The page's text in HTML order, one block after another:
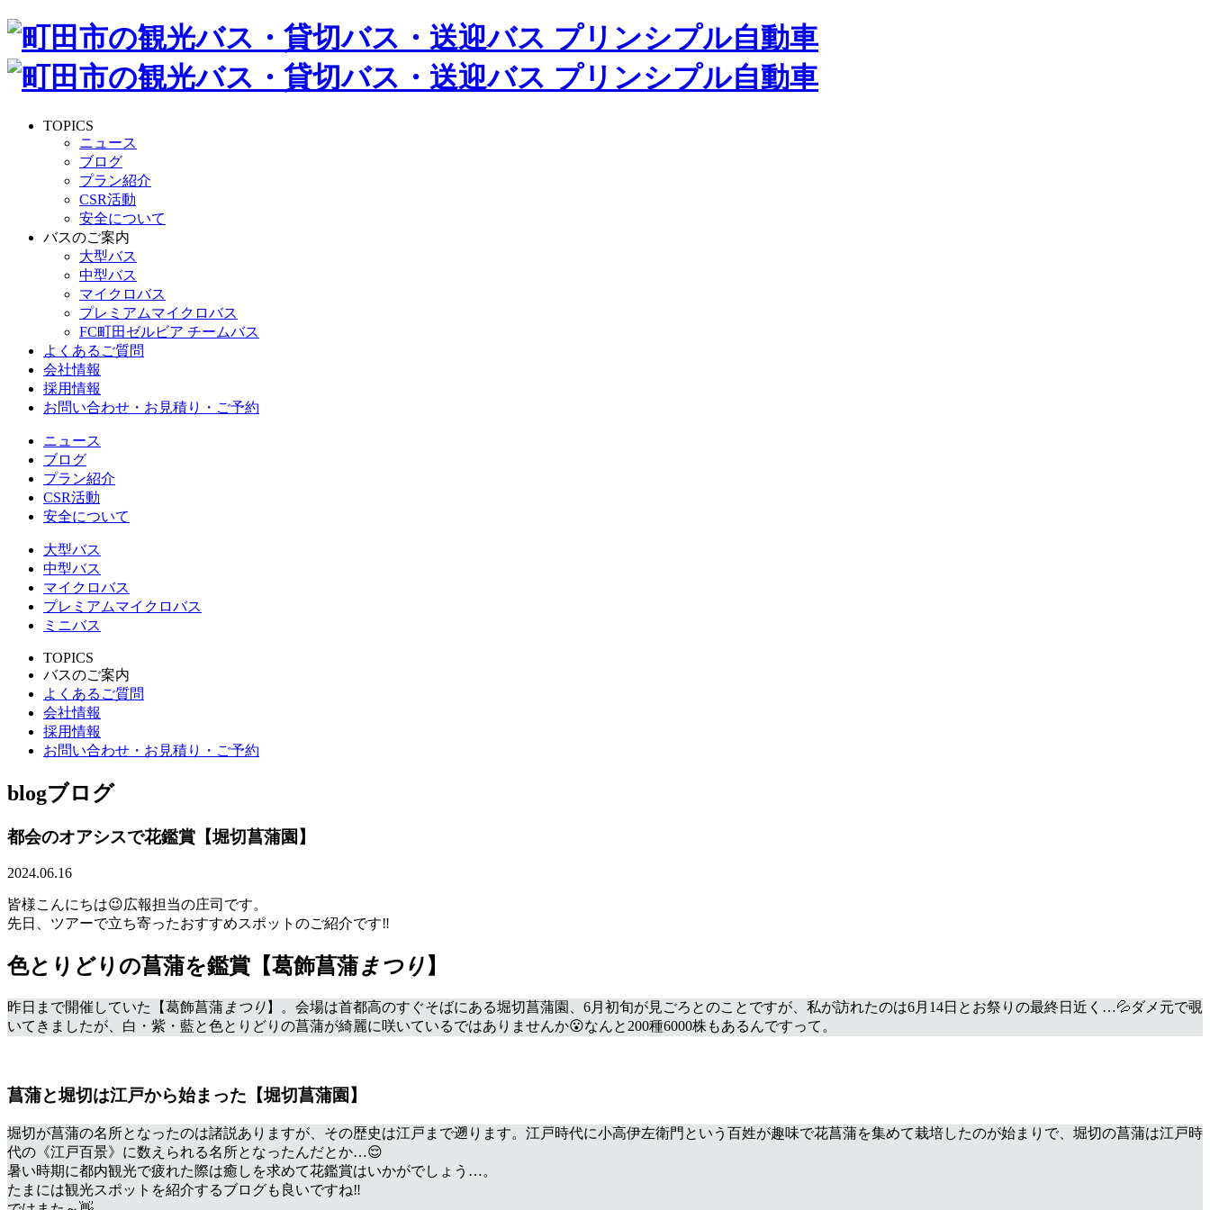
TOPICS
ニュース
ブログ
プラン紹介
CSR活動
安全について
バスのご案内
大型バス
中型バス
マイクロバス
プレミアムマイクロバス
FC町田ゼルビア チームバス
よくあるご質問
会社情報
採用情報
お問い合わせ・お見積り・ご予約
ニュース
ブログ
プラン紹介
CSR活動
安全について
大型バス
中型バス
マイクロバス
プレミアムマイクロバス
ミニバス
TOPICS
バスのご案内
よくあるご質問
会社情報
採用情報
お問い合わせ・お見積り・ご予約
blogブログ
都会のオアシスで花鑑賞【堀切菖蒲園】
2024.06.16
皆様こんにちは😉広報担当の庄司です。
先日、ツアーで立ち寄ったおすすめスポットのご紹介です‼
色とりどりの菖蒲を鑑賞【葛飾菖蒲まつり 】
昨日まで開催していた【葛飾菖蒲 まつり 】。会場は首都高のすぐそばにある堀切菖蒲園、6月初旬が見ごろとのことですが、私が訪れたのは6月14日とお祭りの最終日近く…💦ダメ元で覗
いてきましたが、白・紫・藍と色とりどりの菖蒲が綺麗に咲いているではありませんか😮なんと200種6000株もあるんですって。
菖蒲と堀切は江戸から始まった【堀切菖蒲園】
堀切が菖蒲の名所となったのは諸説ありますが、その歴史は江戸まで遡ります。江戸時代に小高伊左衛門という百姓が趣味で花菖蒲を集めて栽培したのが始まりで、堀切の菖蒲は江戸時
代の《江戸百景》に数えられる名所となったんだとか…😌
暑い時期に都内観光で疲れた際は癒しを求めて花鑑賞はいかがでしょう…。
たまには観光スポットを紹介するブログも良いですね‼